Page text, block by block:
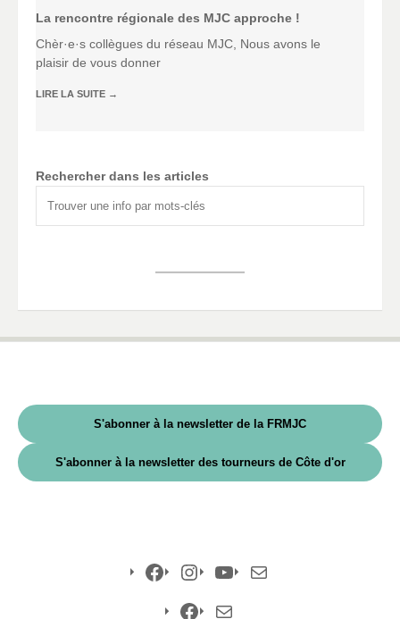
La rencontre régionale des MJC approche !
Chèr·e·s collègues du réseau MJC, Nous avons le
plaisir de vous donner
LIRE LA SUITE →
Rechercher dans les articles
S'abonner à la newsletter de la FRMJC
S'abonner à la newsletter des tourneurs de Côte d'or